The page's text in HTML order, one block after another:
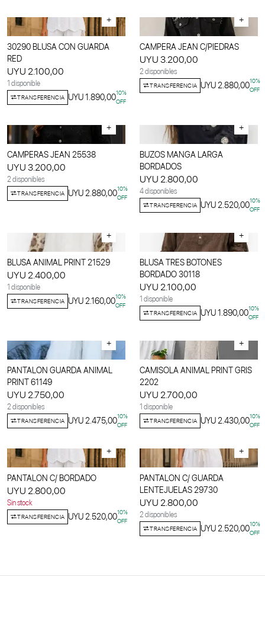
+
30290 BLUSA CON GUARDA
RED
UYU 2.100,00
1 disponible
TRANSFERENCIA UYU 1.890,0010%
OFF
+
CAMPERA JEAN C/PIEDRAS
UYU 3.200,00
2 disponibles
TRANSFERENCIA UYU 2.880,0010%
OFF
+
CAMPERAS JEAN 25538
UYU 3.200,00
2 disponibles
TRANSFERENCIA UYU 2.880,0010%
OFF
+
BUZOS MANGA LARGA
BORDADOS
UYU 2.800,00
4 disponibles
TRANSFERENCIA UYU 2.520,0010%
OFF
+
BLUSA ANIMAL PRINT 21529
UYU 2.400,00
1 disponible
TRANSFERENCIA UYU 2.160,0010%
OFF
+
BLUSA TRES BOTONES
BORDADO 30118
UYU 2.100,00
1 disponible
TRANSFERENCIA UYU 1.890,0010%
OFF
+
PANTALON GUARDA ANIMAL
PRINT 61149
UYU 2.750,00
2 disponibles
TRANSFERENCIA UYU 2.475,0010%
OFF
+
CAMISOLA ANIMAL PRINT GRIS
2202
UYU 2.700,00
1 disponible
TRANSFERENCIA UYU 2.430,0010%
OFF
+
PANTALON C/ BORDADO
UYU 2.800,00
Sin stock
TRANSFERENCIA UYU 2.520,0010%
OFF
+
PANTALON C/ GUARDA
LENTEJUELAS 29730
UYU 2.800,00
2 disponibles
TRANSFERENCIA UYU 2.520,0010%
OFF